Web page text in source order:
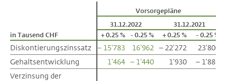
Vorsorgepläne
31.12.2022
31.12.2021
in Tausend CHF
+ 0.25 % - 0.25 % + 0.25 % - 0.25 %
Diskontierungszinssatz – 15'783 16'962 – 22'272
23'800
Gehaltsentwicklung
1'464 – 1'440 1'930
– 1'885
Verzinsung der
in Tausend CHF
Diskontierungszinssatz
Gehaltsentwicklung
Verzinsung der